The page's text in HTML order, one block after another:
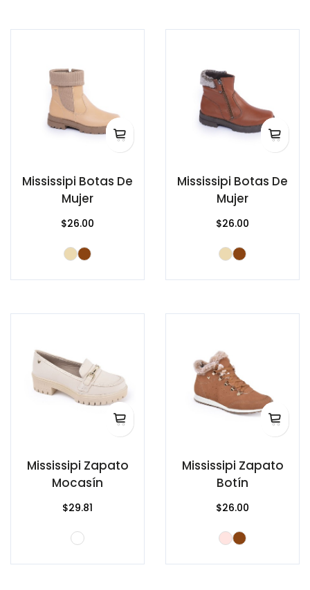
Mississipi Botas De
Mujer
$26.00
Mississipi Botas De
Mujer
$26.00
Mississipi Zapato
Mocasín
$29.81
Mississipi Zapato
Botín
$26.00